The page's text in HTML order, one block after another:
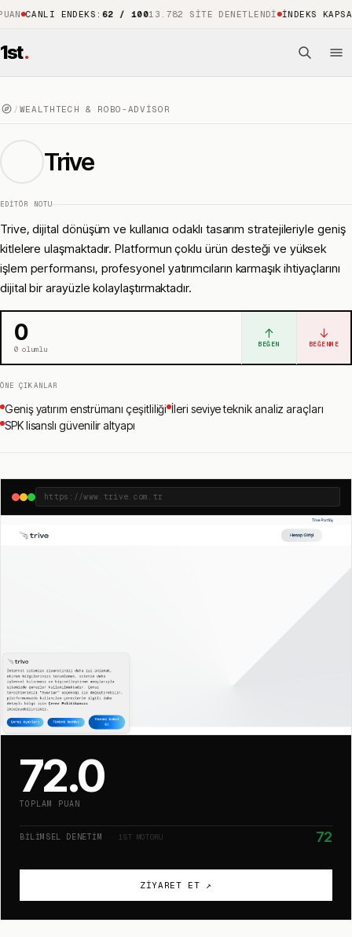
ENDEKS:62 / 100 13.782 SITE DENETLENDI İNDEKS KAPSAMI:
1st.
/ WEALTHTECH & ROBO-ADVISOR
Trive
EDITÖR NOTU
Trive, dijital dönüşüm ve kullanıcı odaklı tasarım stratejileriyle geniş
kitlelere ulaşmaktadır. Platformun çoklu ürün desteği ve yüksek
işlem performansı, profesyonel yatırımcıların karmaşık ihtiyaçlarını
dijital bir arayüzle kolaylaştırmaktadır.
0
0olumlu
↑
BEĞEN
↓
BEĞENME
ÖNE ÇIKANLAR
Geniş yatırım enstrümanı çeşitliliği İleri seviye teknik analiz araçları
SPK lisanslı güvenilir altyapı
https://www.trive.com.tr
72.0
TOPLAM PUAN
BILIMSEL DENETIM · 1ST MOTORU 72
ZIYARET ET ↗